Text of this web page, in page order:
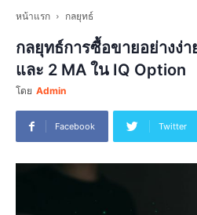
หน้าแรก กลยุทธ์
กลยุทธ์การซื้อขายอย่างง่า
และ 2 MA ใน IQ Option
โดย Admin
Facebook Twitter